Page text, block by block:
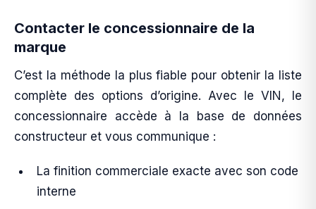
Contacter le concessionnaire de la
marque
C’est la méthode la plus fiable pour obtenir la liste
complète des options d’origine. Avec le VIN, le
concessionnaire accède à la base de données
constructeur et vous communique :
La finition commerciale exacte avec son code
interne